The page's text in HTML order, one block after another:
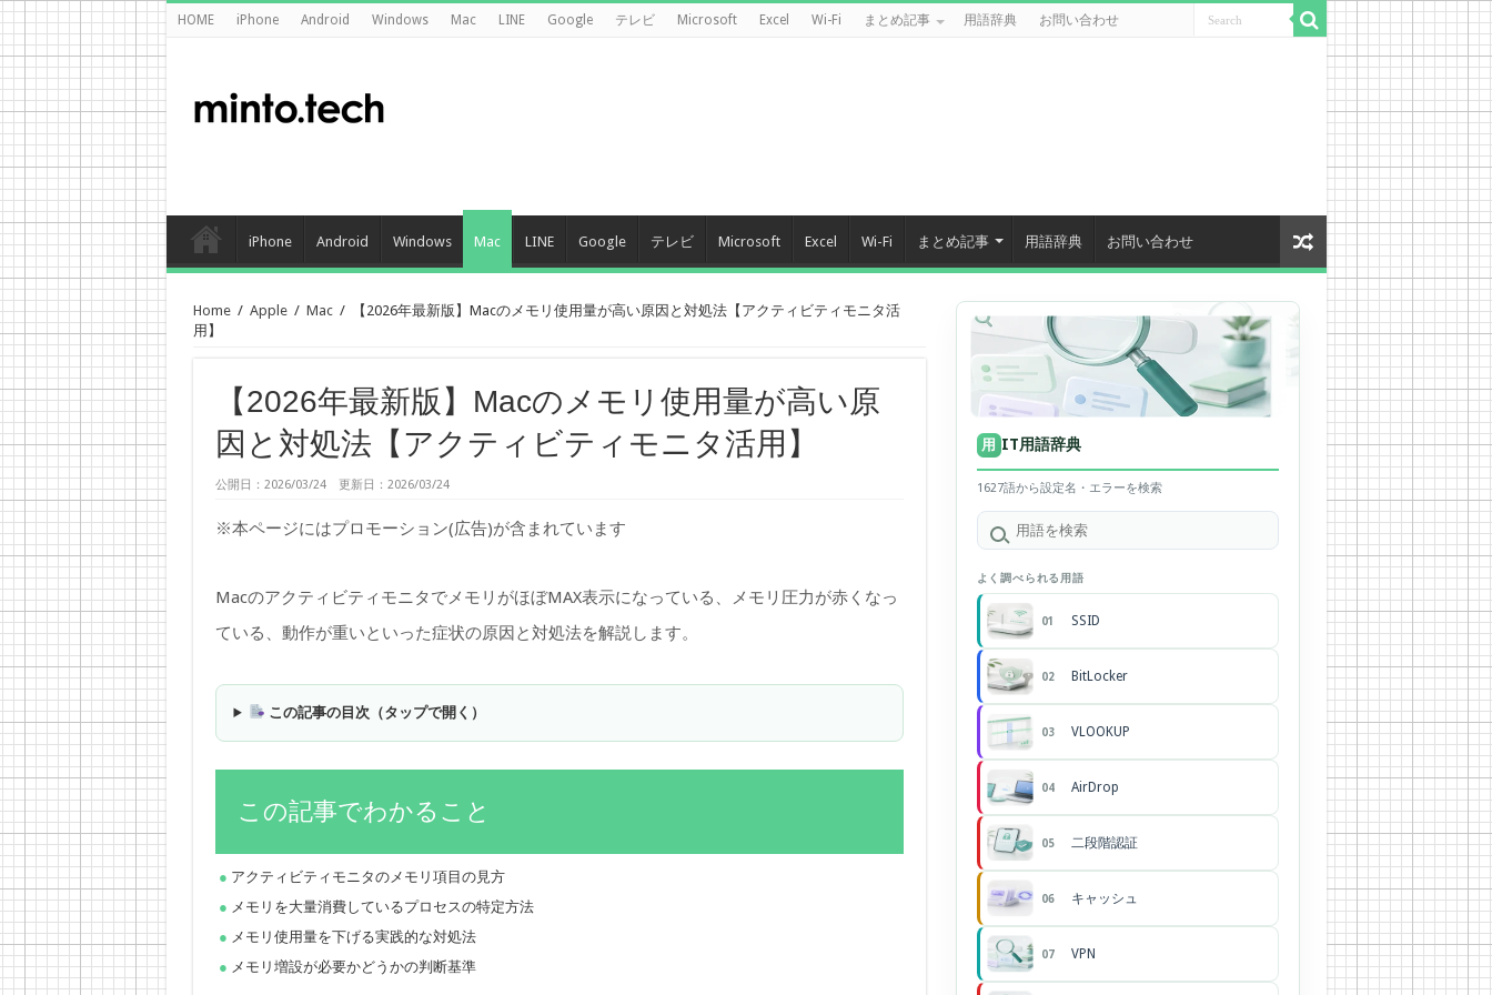
HOME iPhone Android Windows Mac LINE Google テレビ Microsoft Excel Wi-Fi まとめ記事 用語辞典 お問い合わせ
iPhone Android Windows Mac LINE Google テレビ Microsoft Excel Wi-Fi まとめ記事 用語辞典 お問い合わせ
Home / Apple / Mac /
【2026年最新版】Macのメモリ使用量が高い原因と対処法【アクティビティモニタ活
用】
【2026年最新版】Macのメモリ使用量が高い原
因と対処法【アクティビティモニタ活用】
公開日：2026/03/24 更新日：2026/03/24
※本ページにはプロモーション(広告)が含まれています
MacのアクティビティモニタでメモリがほぼMAX表示になっている、メモリ圧力が赤くなっ
ている、動作が重いといった症状の原因と対処法を解説します。
この記事の目次（タップで開く）
この記事でわかること
アクティビティモニタのメモリ項目の見方
メモリを大量消費しているプロセスの特定方法
メモリ使用量を下げる実践的な対処法
メモリ増設が必要かどうかの判断基準
用 IT用語辞典
1627語から設定名・エラーを検索
よく調べられる用語
01 SSID
02 BitLocker
03 VLOOKUP
04 AirDrop
05 二段階認証
06 キャッシュ
07 VPN